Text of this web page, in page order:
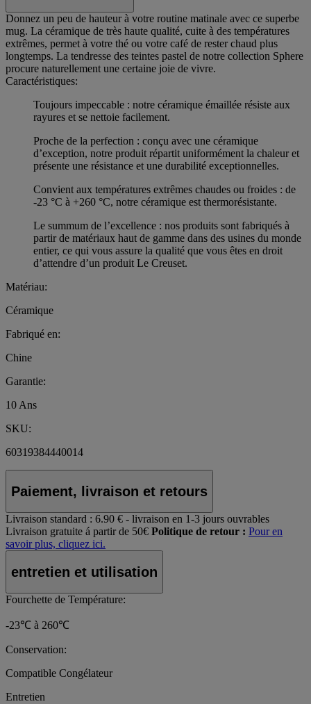
Donnez un peu de hauteur à votre routine matinale avec ce superbe
mug. La céramique de très haute qualité, cuite à des températures
extrêmes, permet à votre thé ou votre café de rester chaud plus
longtemps. La tendresse des teintes pastel de notre collection Sphere
procure naturellement une certaine joie de vivre.
Caractéristiques:
Toujours impeccable : notre céramique émaillée résiste aux
rayures et se nettoie facilement.
Proche de la perfection : conçu avec une céramique
d’exception, notre produit répartit uniformément la chaleur et
présente une résistance et une durabilité exceptionnelles.
Convient aux températures extrêmes chaudes ou froides : de
-23 °C à +260 °C, notre céramique est thermorésistante.
Le summum de l’excellence : nos produits sont fabriqués à
partir de matériaux haut de gamme dans des usines du monde
entier, ce qui vous assure la qualité que vous êtes en droit
d’attendre d’un produit Le Creuset.
Matériau:
Céramique
Fabriqué en:
Chine
Garantie:
10 Ans
SKU:
60319384440014
Paiement, livraison et retours
Livraison standard : 6.90 € - livraison en 1-3 jours ouvrables
Livraison gratuite á partir de 50€ Politique de retour : Pour en
savoir plus, cliquez ici.
entretien et utilisation
Fourchette de Température:
-23℃ à 260℃
Conservation:
Compatible Congélateur
Entretien